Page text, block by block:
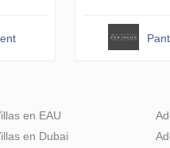
en EAU
en Dubai